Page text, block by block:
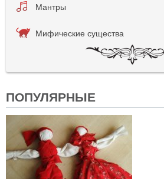
Мантры
Мифические существа
ПОПУЛЯРНЫЕ